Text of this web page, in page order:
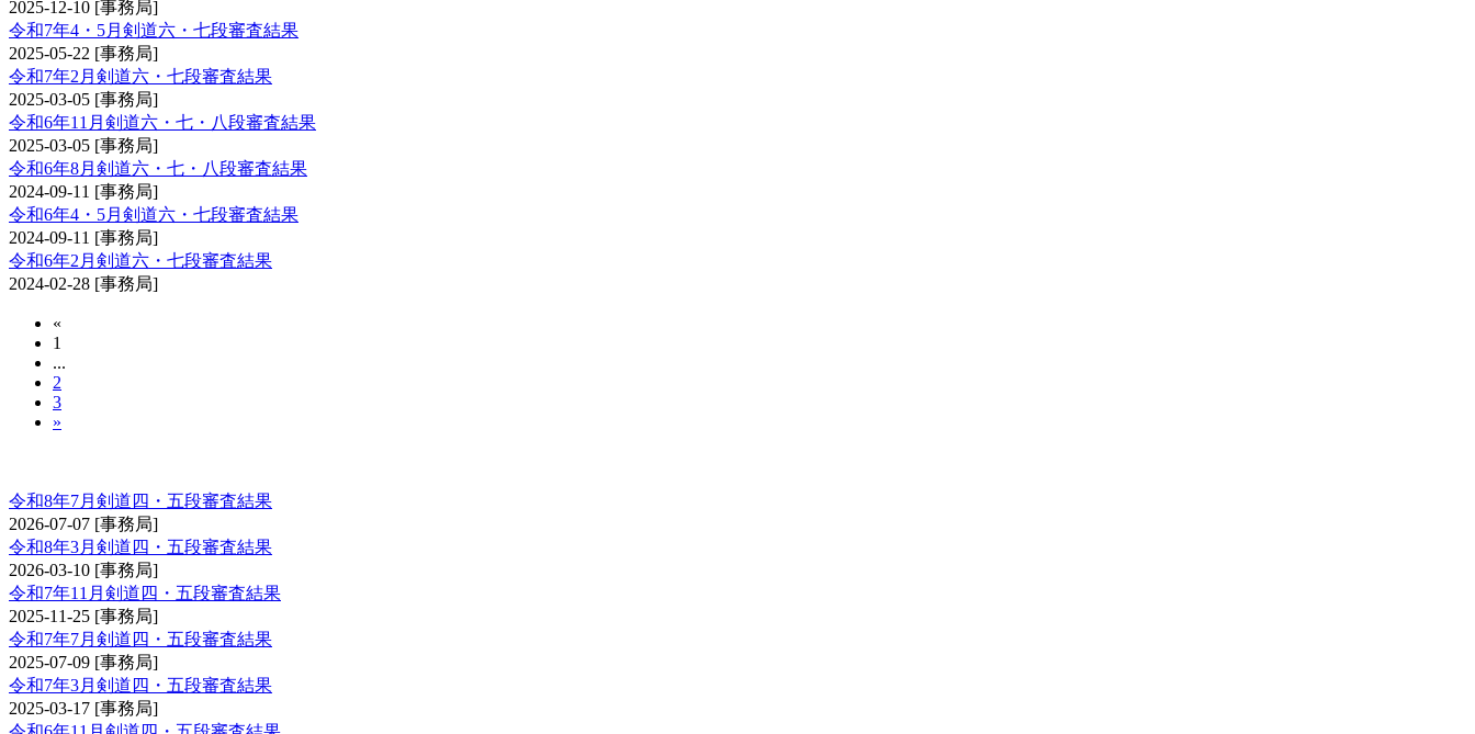
2025-12-10 [事務局]
令和7年4・5月剣道六・七段審査結果
2025-05-22 [事務局]
令和7年2月剣道六・七段審査結果
2025-03-05 [事務局]
令和6年11月剣道六・七・八段審査結果
2025-03-05 [事務局]
令和6年8月剣道六・七・八段審査結果
2024-09-11 [事務局]
令和6年4・5月剣道六・七段審査結果
2024-09-11 [事務局]
令和6年2月剣道六・七段審査結果
2024-02-28 [事務局]
«
1
...
2
3
»
令和8年7月剣道四・五段審査結果
2026-07-07 [事務局]
令和8年3月剣道四・五段審査結果
2026-03-10 [事務局]
令和7年11月剣道四・五段審査結果
2025-11-25 [事務局]
令和7年7月剣道四・五段審査結果
2025-07-09 [事務局]
令和7年3月剣道四・五段審査結果
2025-03-17 [事務局]